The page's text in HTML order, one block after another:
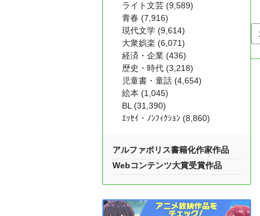
ライト文芸 (9,589)
青春 (7,916)
現代文学 (9,614)
大衆娯楽 (6,071)
経済・企業 (436)
歴史・時代 (3,218)
児童書・童話 (4,654)
絵本 (1,045)
BL (31,390)
ｴｯｾｲ・ﾉﾝﾌｨｸｼｮﾝ (8,860)
アルファポリス書籍化作家作品
Webコンテンツ大賞受賞作品